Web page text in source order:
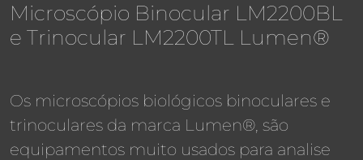
Microscópio Binocular LM2200BL
e Trinocular LM2200TL Lumen®
Os microscópios biológicos binoculares e
trinoculares da marca Lumen®, são
equipamentos muito usados para analise